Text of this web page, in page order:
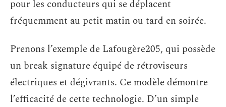
pour les conducteurs qui se déplacent
fréquemment au petit matin ou tard en soirée.
Prenons l’exemple de Lafougère205, qui possède
un break signature équipé de rétroviseurs
électriques et dégivrants. Ce modèle démontre
l’efficacité de cette technologie. D’un simple